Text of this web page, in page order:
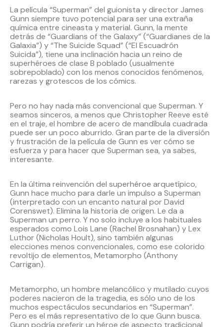
La película “Superman” del guionista y director James
Gunn siempre tuvo potencial para ser una extraña
química entre cineasta y material. Gunn, la mente
detrás de “Guardians of the Galaxy” (“Guardianes de la
Galaxia”) y “The Suicide Squad” (“El Escuadrón
Suicida”), tiene una inclinación hacia un reino de
superhéroes de clase B poblado (usualmente
sobrepoblado) con los menos conocidos fenómenos,
rarezas y grotescos de los cómics.
Pero no hay nada más convencional que Superman. Y
seamos sinceros, a menos que Christopher Reeve esté
en el traje, el hombre de acero de mandíbula cuadrada
puede ser un poco aburrido. Gran parte de la diversión
y frustración de la película de Gunn es ver cómo se
esfuerza y para hacer que Superman sea, ya sabes,
interesante.
En la última reinvención del superhéroe arquetípico,
Gunn hace mucho para darle un impulso a Superman
(interpretado con un encanto natural por David
Corenswet). Elimina la historia de origen. Le da a
Superman un perro. Y no solo incluye a los habituales
esperados como Lois Lane (Rachel Brosnahan) y Lex
Luthor (Nicholas Hoult), sino también algunas
elecciones menos convencionales, como ese colorido
revoltijo de elementos, Metamorpho (Anthony
Carrigan).
Metamorpho, un hombre melancólico y mutilado cuyos
poderes nacieron de la tragedia, es sólo uno de los
muchos espectáculos secundarios en “Superman”.
Pero es el más representativo de lo que Gunn busca.
Gunn podría preferir un héroe de aspecto tradicional